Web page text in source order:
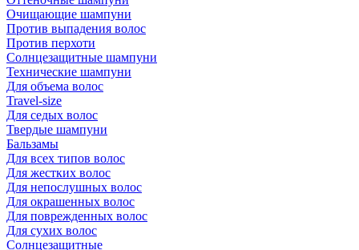
Очищающие шампуни
Против выпадения волос
Против перхоти
Солнцезащитные шампуни
Технические шампуни
Для объема волос
Travel-size
Для седых волос
Твердые шампуни
Бальзамы
Для всех типов волос
Для жестких волос
Для непослушных волос
Для окрашенных волос
Для поврежденных волос
Для сухих волос
Солнцезащитные